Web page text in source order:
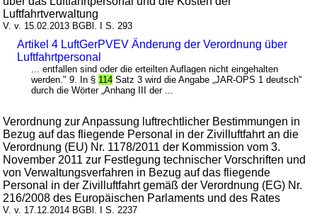
Luftfahrtverwaltung
V. v. 15.02.2013 BGBl. I S. 293
Artikel 4 LuftGerPVEV Änderung der Verordnung über
Luftfahrtpersonal
... entfallen sind oder die erteilten Auflagen nicht eingehalten
werden." 9. In § 114 Satz 3 wird die Angabe „JAR-OPS 1 deutsch"
durch die Wörter „Anhang III der ...
Verordnung zur Anpassung luftrechtlicher Bestimmungen in
Bezug auf das fliegende Personal in der Zivilluftfahrt an die
Verordnung (EU) Nr. 1178/2011 der Kommission vom 3.
November 2011 zur Festlegung technischer Vorschriften und
von Verwaltungsverfahren in Bezug auf das fliegende
Personal in der Zivilluftfahrt gemäß der Verordnung (EG) Nr.
216/2008 des Europäischen Parlaments und des Rates
V. v. 17.12.2014 BGBl. I S. 2237